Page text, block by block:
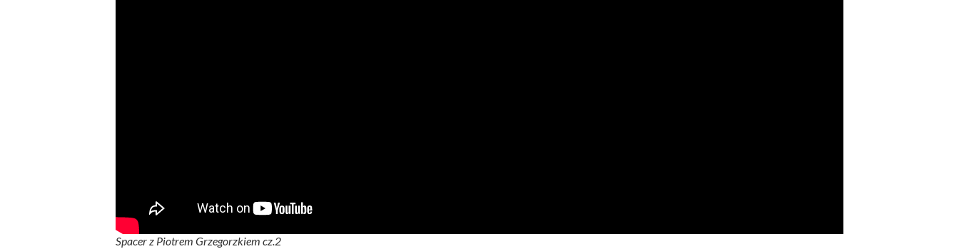
Spacer z Piotrem Grzegorzkiem cz.2